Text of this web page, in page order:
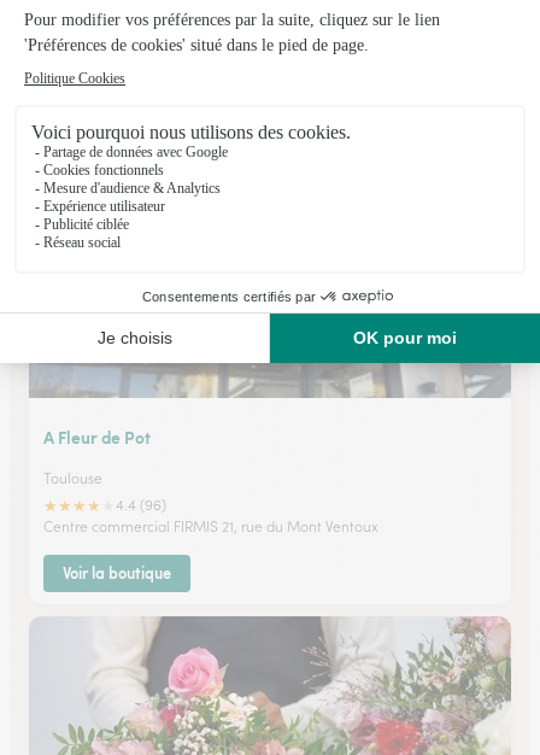
Les Fleurs du Nil
Toulouse
5, avenue de l'U.R.S.S.
Voir la boutique
A Fleur de Pot
Toulouse
★★★★
4.4 (96)
Centre commercial FIRMIS 21, rue du Mont Ventoux
Voir la boutique